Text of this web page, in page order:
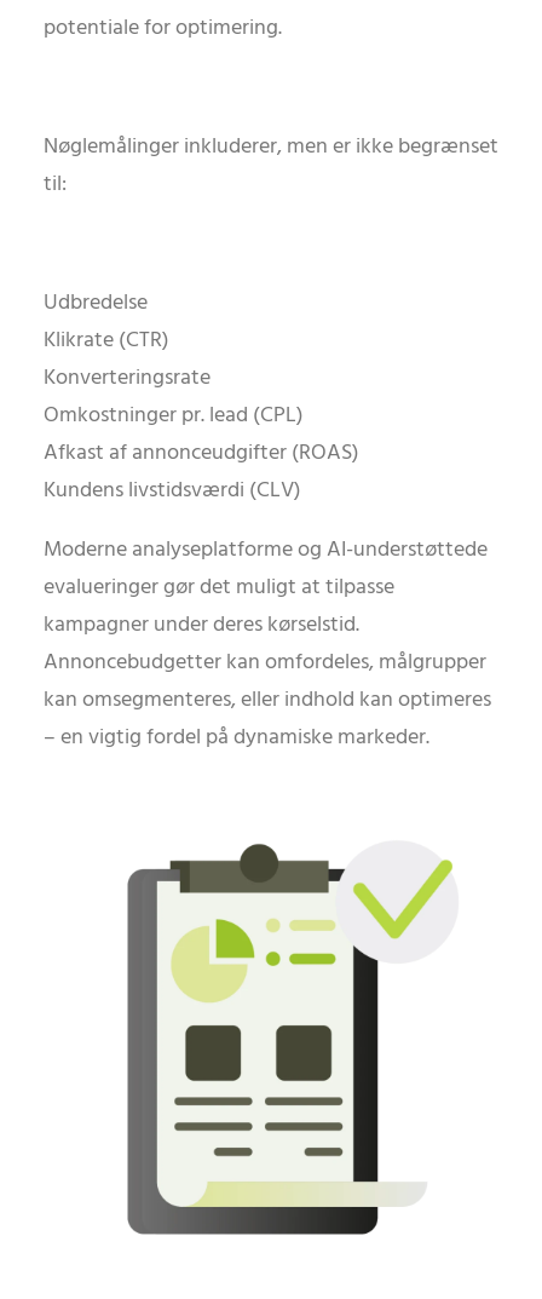
potentiale for optimering.
Nøglemålinger inkluderer, men er ikke begrænset
til:
Udbredelse
Klikrate (CTR)
Konverteringsrate
Omkostninger pr. lead (CPL)
Afkast af annonceudgifter (ROAS)
Kundens livstidsværdi (CLV)
Moderne analyseplatforme og AI-understøttede
evalueringer gør det muligt at tilpasse
kampagner under deres kørselstid.
Annoncebudgetter kan omfordeles, målgrupper
kan omsegmenteres, eller indhold kan optimeres
– en vigtig fordel på dynamiske markeder.